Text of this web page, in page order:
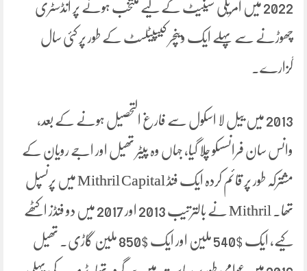
2022 میں امریکی سینیٹ کے لیے منتخب ہونے پر انڈسٹری
چھوڑنے سے پہلے ایک وینچر کیپیٹلسٹ کے طور پر کئی سال
گزارے۔
2013 میں ییل لا اسکول سے فارغ التحصیل ہونے کے بعد،
وانس سان فرانسسکو چلا گیا، جہاں وہ پیٹر تھیل اور اجے رویان کے
مشترکہ طور پر قائم کردہ ایک فنڈ Mithril Capital میں پرنسپل
تھا۔ Mithril نے بالترتیب 2013 اور 2017 میں دو فنڈز اکٹھے
کیے، ایک $540 ملین اور ایک $850 ملین گاڑی۔ تھیل